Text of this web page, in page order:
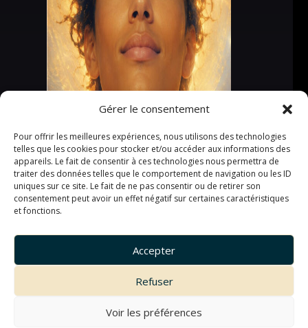
Gérer le consentement
Pour offrir les meilleures expériences, nous utilisons des technologies
telles que les cookies pour stocker et/ou accéder aux informations des
appareils. Le fait de consentir à ces technologies nous permettra de
traiter des données telles que le comportement de navigation ou les ID
uniques sur ce site. Le fait de ne pas consentir ou de retirer son
consentement peut avoir un effet négatif sur certaines caractéristiques
et fonctions.
Accepter
Refuser
Voir les préférences